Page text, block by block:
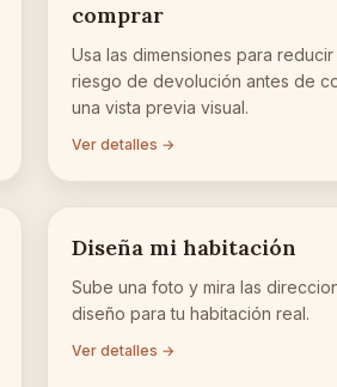
comprar
Usa las dimensiones para reducir
riesgo de devolución antes de
una vista previa visual.
Ver detalles →
Diseña mi habitación
Sube una foto y mira las
diseño para tu habitación real.
Ver detalles →